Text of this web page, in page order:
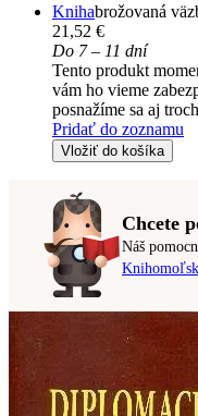
Knihabrožovaná
21,52 €
Do 7 – 11 dní
Tento produkt
vám ho vieme
posnažíme sa aj
Pridať do zoznamu
Vložiť do košíka
Chcete
Náš